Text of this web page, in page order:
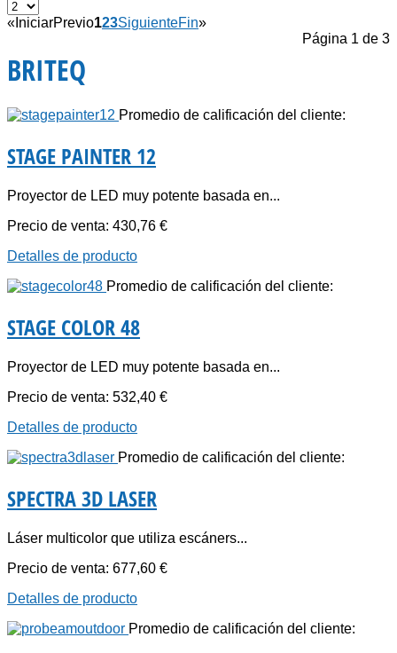
« IniciarPrevio123SiguienteFin»
Página 1 de 3
BRITEQ
Promedio de calificación del cliente:
STAGE PAINTER 12
Proyector de LED muy potente basada en...
Precio de venta: 430,76 €
Detalles de producto
Promedio de calificación del cliente:
STAGE COLOR 48
Proyector de LED muy potente basada en...
Precio de venta: 532,40 €
Detalles de producto
Promedio de calificación del cliente:
SPECTRA 3D LASER
Láser multicolor que utiliza escáners...
Precio de venta: 677,60 €
Detalles de producto
Promedio de calificación del cliente: